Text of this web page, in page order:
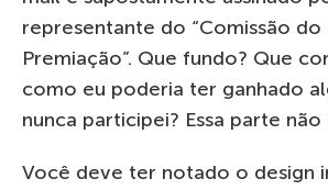
representante do “Comissão do
Premiação”. Que fundo? Que
como eu poderia ter ganhado
nunca participei? Essa parte não
Você deve ter notado o design